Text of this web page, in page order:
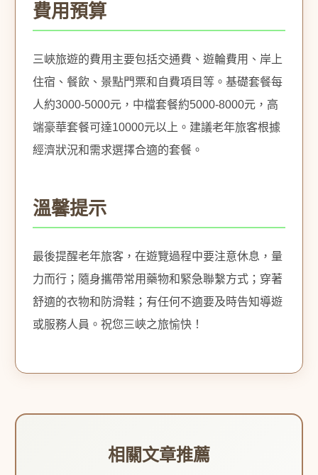
費用預算
三峽旅遊的費用主要包括交通費、遊輪費用、岸上
住宿、餐飲、景點門票和自費項目等。基礎套餐每
人約3000-5000元，中檔套餐約5000-8000元，高
端豪華套餐可達10000元以上。建議老年旅客根據
經濟狀況和需求選擇合適的套餐。
溫馨提示
最後提醒老年旅客，在遊覽過程中要注意休息，量
力而行；隨身攜帶常用藥物和緊急聯繫方式；穿著
舒適的衣物和防滑鞋；有任何不適要及時告知導遊
或服務人員。祝您三峽之旅愉快！
相關文章推薦